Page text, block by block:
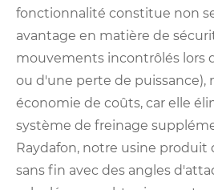
fonctionnalité constitue non
avantage en matière de
mouvements incontrôlés lors
ou d'une perte de puissance),
économie de coûts, car elle
système de freinage
Raydafon, notre usine produit
sans fin avec des angles